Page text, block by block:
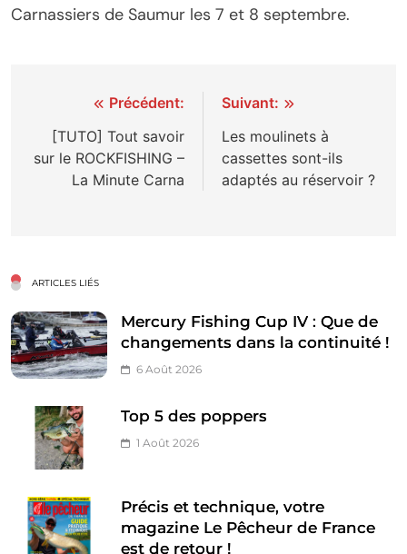
Carnassiers de Saumur les 7 et 8 septembre.
Navigation
de
l’article
Précédent:
[TUTO] Tout savoir
sur le ROCKFISHING –
La Minute Carna
Suivant:
Les moulinets à
cassettes sont-ils
adaptés au réservoir ?
ARTICLES LIÉS
Mercury Fishing Cup IV : Que de
changements dans la continuité !
6 Août 2026
Top 5 des poppers
1 Août 2026
Précis et technique, votre
magazine Le Pêcheur de France
est de retour !